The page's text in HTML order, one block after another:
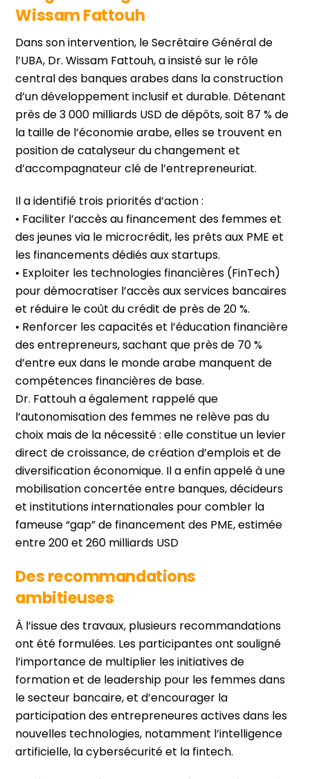
Wissam Fattouh
Dans son intervention, le Secrétaire Général de
l’UBA, Dr. Wissam Fattouh, a insisté sur le rôle
central des banques arabes dans la construction
d’un développement inclusif et durable. Détenant
près de 3 000 milliards USD de dépôts, soit 87 % de
la taille de l’économie arabe, elles se trouvent en
position de catalyseur du changement et
d’accompagnateur clé de l’entrepreneuriat.
Il a identifié trois priorités d’action :
• Faciliter l’accès au financement des femmes et
des jeunes via le microcrédit, les prêts aux PME et
les financements dédiés aux startups.
• Exploiter les technologies financières (FinTech)
pour démocratiser l’accès aux services bancaires
et réduire le coût du crédit de près de 20 %.
• Renforcer les capacités et l’éducation financière
des entrepreneurs, sachant que près de 70 %
d’entre eux dans le monde arabe manquent de
compétences financières de base.
Dr. Fattouh a également rappelé que
l’autonomisation des femmes ne relève pas du
choix mais de la nécessité : elle constitue un levier
direct de croissance, de création d’emplois et de
diversification économique. Il a enfin appelé à une
mobilisation concertée entre banques, décideurs
et institutions internationales pour combler la
fameuse “gap” de financement des PME, estimée
entre 200 et 260 milliards USD
Des recommandations
ambitieuses
À l’issue des travaux, plusieurs recommandations
ont été formulées. Les participantes ont souligné
l’importance de multiplier les initiatives de
formation et de leadership pour les femmes dans
le secteur bancaire, et d’encourager la
participation des entrepreneures actives dans les
nouvelles technologies, notamment l’intelligence
artificielle, la cybersécurité et la fintech.